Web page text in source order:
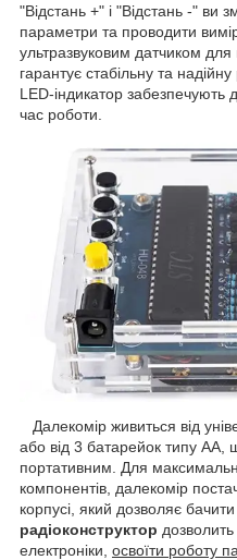
"Відстань +" і "Відстань -" ви
параметри та проводити
ультразвуковим датчиком
гарантує стабільну та
LED-індикатор забезпечують
час роботи.
Далекомір живиться від
або від 3 батарейок типу AA,
портативним. Для
компонентів, далекомір
корпусі, який дозволяє
радіоконструктор
електроніки, освоїти роботу